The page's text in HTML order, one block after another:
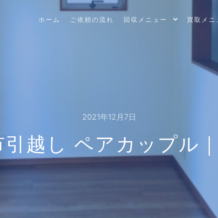
ホーム ご依頼の流れ 回収メニュー 買取メニ
2021年12月7日
引越し ペアカップル